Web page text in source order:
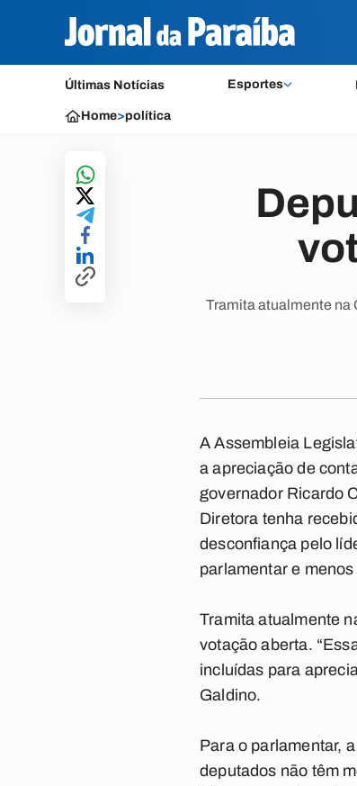
Últimas Notícias Esportes
Home>política
Tramita atualmente na
A Assembleia
a apreciação de
governador Ricardo
Diretora tenha
desconfiança pelo
parlamentar e
Tramita atualmente
votação aberta.
incluídas para
Galdino.
Para o parlamentar,
deputados não têm